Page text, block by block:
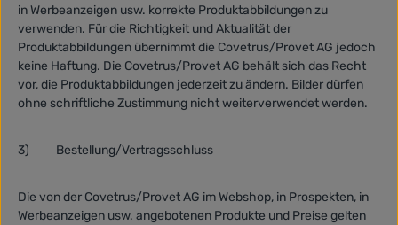
in Werbeanzeigen usw. korrekte Produktabbildungen zu
verwenden. Für die Richtigkeit und Aktualität der
Produktabbildungen übernimmt die Covetrus/Provet AG jedoch
keine Haftung. Die Covetrus/Provet AG behält sich das Recht
vor, die Produktabbildungen jederzeit zu ändern. Bilder dürfen
ohne schriftliche Zustimmung nicht weiterverwendet werden.
3) Bestellung/Vertragsschluss
Die von der Covetrus/Provet AG im Webshop, in Prospekten, in
Werbeanzeigen usw. angebotenen Produkte und Preise gelten